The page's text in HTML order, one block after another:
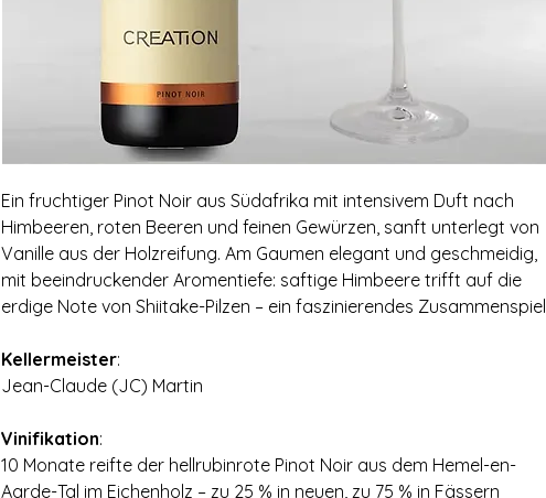
Ein fruchtiger Pinot Noir aus Südafrika mit intensivem Duft nach
Himbeeren, roten Beeren und feinen Gewürzen, sanft unterlegt von
Vanille aus der Holzreifung. Am Gaumen elegant und geschmeidig,
mit beeindruckender Aromentiefe: saftige Himbeere trifft auf die
erdige Note von Shiitake-Pilzen – ein faszinierendes
Kellermeister:
Jean-Claude (JC) Martin
Vinifikation:
10 Monate reifte der hellrubinrote Pinot Noir aus dem Hemel-en-
Aarde-Tal im Eichenholz – zu 25 % in neuen, zu 75 % in Fässern